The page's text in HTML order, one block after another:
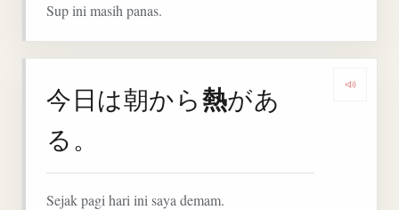
Sup ini masih panas.
今日は朝から熱があ
る。
Sejak pagi hari ini saya demam.